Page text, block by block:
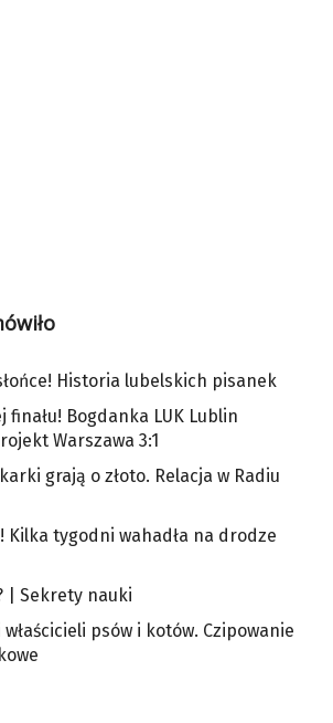
Historia lubelskich pisanek
finału! Bogdanka LUK Lublin
Warszawa 3:1
grają o złoto. Relacja w Radiu
Kilka tygodni wahadła na drodze
| Sekrety nauki
psów i kotów. Czipowanie